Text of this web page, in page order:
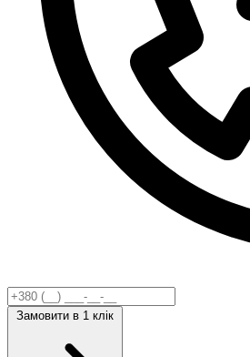
Замовити в 1 клік